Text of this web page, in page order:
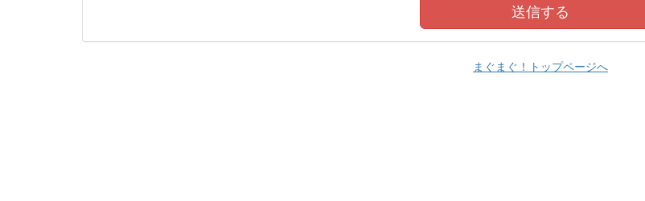
まぐまぐ！トップページへ